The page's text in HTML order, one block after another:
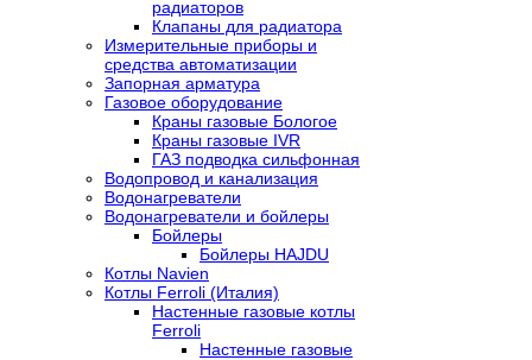
радиаторов
Клапаны для радиатора
Измерительные приборы и
средства автоматизации
Запорная арматура
Газовое оборудование
Краны газовые Бологое
Краны газовые IVR
ГАЗ подводка сильфонная
Водопровод и канализация
Водонагреватели
Водонагреватели и бойлеры
Бойлеры
Бойлеры HAJDU
Котлы Navien
Котлы Ferroli (Италия)
Настенные газовые котлы
Ferroli
Настенные газовые